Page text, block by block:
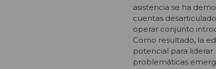
asistencia se ha
cuentas
operar conjunto
Como resultado, la
potencial para
problemáticas